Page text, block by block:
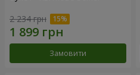
2 234 грн
Замовити